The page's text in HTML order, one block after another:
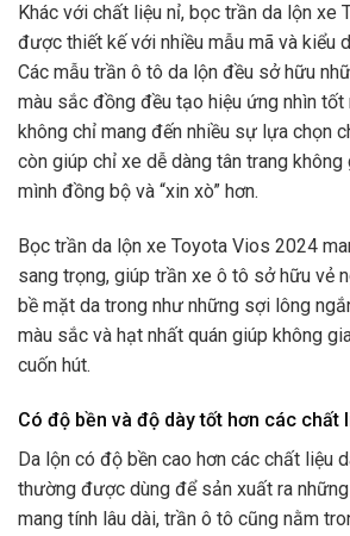
Khác với chất liệu nỉ, bọc trần da lộn xe
được thiết kế với nhiều mẫu mã và kiểu
Các mẫu trần ô tô da lộn đều sở hữu
màu sắc đồng đều tạo hiệu ứng nhìn tốt
không chỉ mang đến nhiều sự lựa chọn
còn giúp chỉ xe dễ dàng tân trang
mình đồng bộ và “xin xò” hơn.
Bọc trần da lộn xe Toyota Vios 2024
sang trọng, giúp trần xe ô tô sở hữu vẻ
bề mặt da trong như những sợi lông
màu sắc và hạt nhất quán giúp không
cuốn hút.
Có độ bền và độ dày tốt hơn các chất
Da lộn có độ bền cao hơn các chất liệu
thường được dùng để sản xuất ra
mang tính lâu dài, trần ô tô cũng nằm